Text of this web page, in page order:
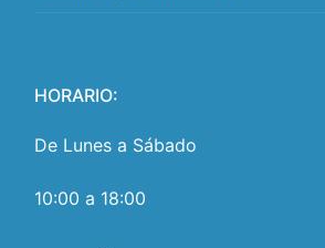
HORARIO:
De Lunes a Sábado
10:00 a 18:00